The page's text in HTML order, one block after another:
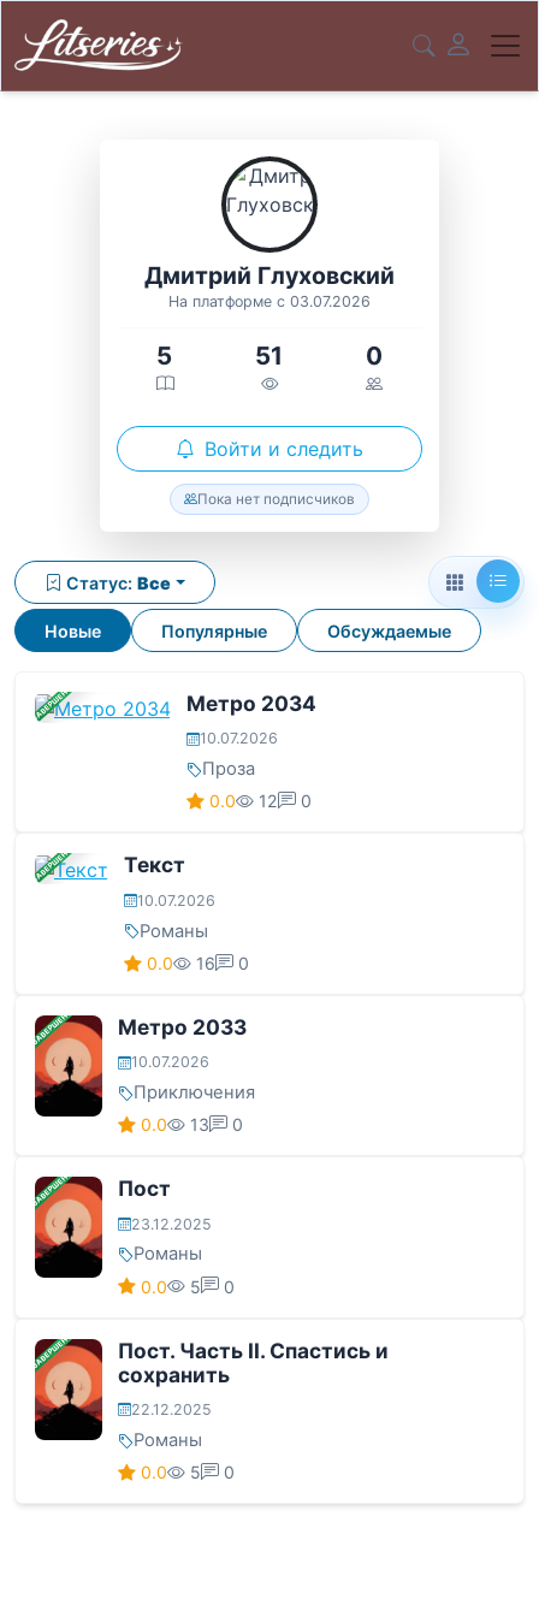
Дмитрий Глуховский
На платформе с 03.07.2026
5 51 0
Войти и следить
Пока нет подписчиков
Новые Популярные Обсуждаемые
Статус: Все
ЗАВЕРШЕНА Метро 2034
10.07.2026
Проза
0.0 12 0
ЗАВЕРШЕНА Текст
10.07.2026
Романы
0.0 16 0
ЗАВЕРШЕНА Метро 2033
10.07.2026
Приключения
0.0 13 0
ЗАВЕРШЕНА Пост
23.12.2025
Романы
0.0 5 0
ЗАВЕРШЕНА
Пост. Часть II. Спастись и
сохранить
22.12.2025
Романы
0.0 5 0